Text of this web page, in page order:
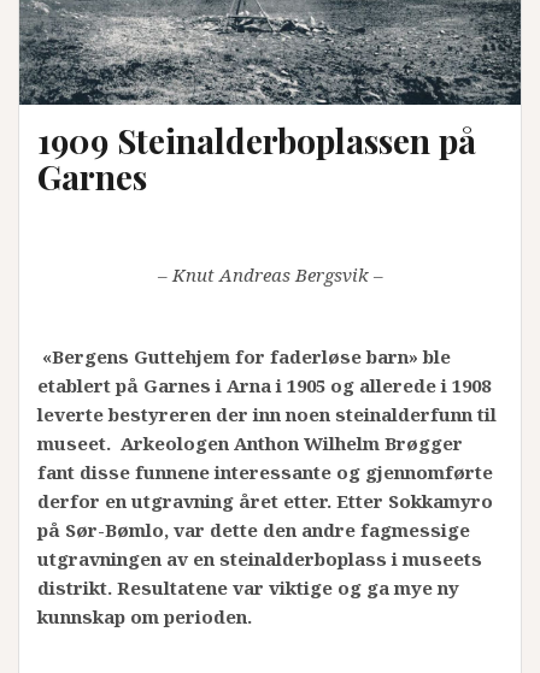
1909 Steinalderboplassen på
Garnes
– Knut Andreas Bergsvik –
«Bergens Guttehjem for faderløse barn» ble
etablert på Garnes i Arna i 1905 og allerede i 1908
leverte bestyreren der inn noen steinalderfunn til
museet. Arkeologen Anthon Wilhelm Brøgger
fant disse funnene interessante og gjennomførte
derfor en utgravning året etter. Etter Sokkamyro
på Sør-Bømlo, var dette den andre fagmessige
utgravningen av en steinalderboplass i museets
distrikt. Resultatene var viktige og ga mye ny
kunnskap om perioden.